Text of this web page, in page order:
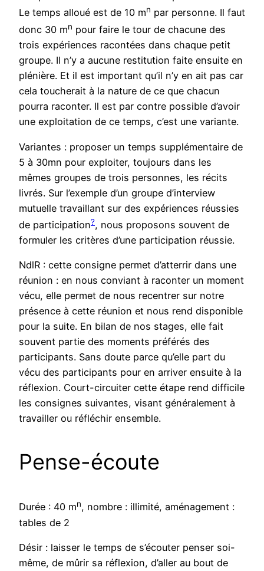
Le temps alloué est de 10 mn par personne. Il faut
donc 30 mn pour faire le tour de chacune des
trois expériences racontées dans chaque petit
groupe. Il n’y a aucune restitution faite ensuite en
plénière. Et il est important qu’il n’y en ait pas car
cela toucherait à la nature de ce que chacun
pourra raconter. Il est par contre possible d’avoir
une exploitation de ce temps, c’est une variante.
Variantes : proposer un temps supplémentaire de
5 à 30mn pour exploiter, toujours dans les
mêmes groupes de trois personnes, les récits
livrés. Sur l’exemple d’un groupe d’interview
mutuelle travaillant sur des expériences réussies
de participation?, nous proposons souvent de
formuler les critères d’une participation réussie.
NdlR : cette consigne permet d’atterrir dans une
réunion : en nous conviant à raconter un moment
vécu, elle permet de nous recentrer sur notre
présence à cette réunion et nous rend disponible
pour la suite. En bilan de nos stages, elle fait
souvent partie des moments préférés des
participants. Sans doute parce qu’elle part du
vécu des participants pour en arriver ensuite à la
réflexion. Court-circuiter cette étape rend difficile
les consignes suivantes, visant généralement à
travailler ou réfléchir ensemble.
Pense-écoute
Durée : 40 mn, nombre : illimité, aménagement :
tables de 2
Désir : laisser le temps de s’écouter penser soi-
même, de mûrir sa réflexion, d’aller au bout de